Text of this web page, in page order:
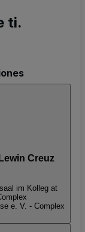
ti.
Creuz
im Kolleg at
e. V. - Complex